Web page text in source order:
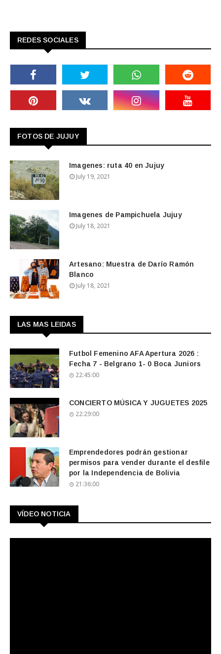
REDES SOCIALES
FOTOS DE JUJUY
Imagenes: ruta 40 en Jujuy
July 19, 2021
Imagenes de Pampichuela Jujuy
July 18, 2021
Artesano: Muestra de Darío Ramón
Blanco
July 18, 2021
LAS MAS LEIDAS
Futbol Femenino AFA Apertura 2026 :
Fecha 7 - Belgrano 1- 0 Boca Juniors
22:45:00
CONCIERTO MÚSICA Y JUGUETES 2025
22:29:00
Emprendedores podrán gestionar
permisos para vender durante el desfile
por la Independencia de Bolivia
21:36:00
VÍDEO NOTICIA